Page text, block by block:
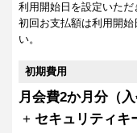
利用開始日を設定いただ
初回お支払額は利用開
い。
初期費用
月会費2か月分（
+ セキュリティキ